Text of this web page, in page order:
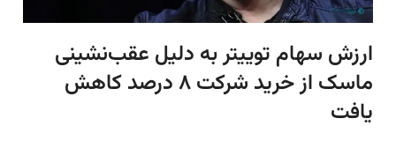
ارزش سهام توییتر به دلیل عقب‌نشینی
ماسک از خرید شرکت ۸ درصد کاهش
یافت